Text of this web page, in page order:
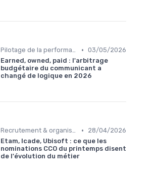
Pilotage de la performance communication • 03/05/2026
Earned, owned, paid : l'arbitrage
budgétaire du communicant a
changé de logique en 2026
Recrutement & organisation des équipes communication •
28/04/2026
Etam, Icade, Ubisoft : ce que les
nominations CCO du printemps disent
de l'évolution du métier